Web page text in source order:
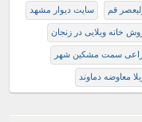
قم سايت ديوار مشهد
خانه ویلایی در زنجان
سمت مشکین شهر
معاوضه دماوند